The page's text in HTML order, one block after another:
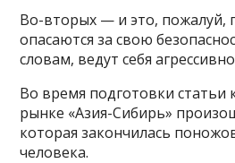
Во-вторых — и это, пожалуй,
опасаются за свою
словам, ведут себя
Во время подготовки статьи
рынке «Азия-Сибирь»
которая закончилась
человека.